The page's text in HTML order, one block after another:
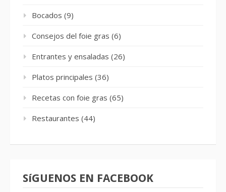
Bocados (9)
Consejos del foie gras (6)
Entrantes y ensaladas (26)
Platos principales (36)
Recetas con foie gras (65)
Restaurantes (44)
SíGUENOS EN FACEBOOK